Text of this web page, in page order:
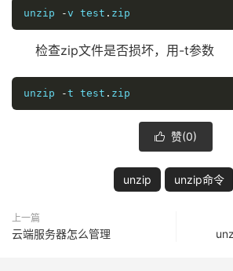
unzip -v test . zip
检查zip文件是否损坏，用-t参数
unzip -t test . zip
 赞(0)
unzip unzip命令
上一篇
云端服务器怎么管理